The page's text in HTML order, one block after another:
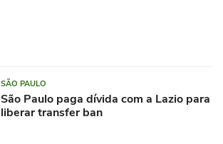
SÃO PAULO
São Paulo paga dívida com a Lazio para
liberar transfer ban